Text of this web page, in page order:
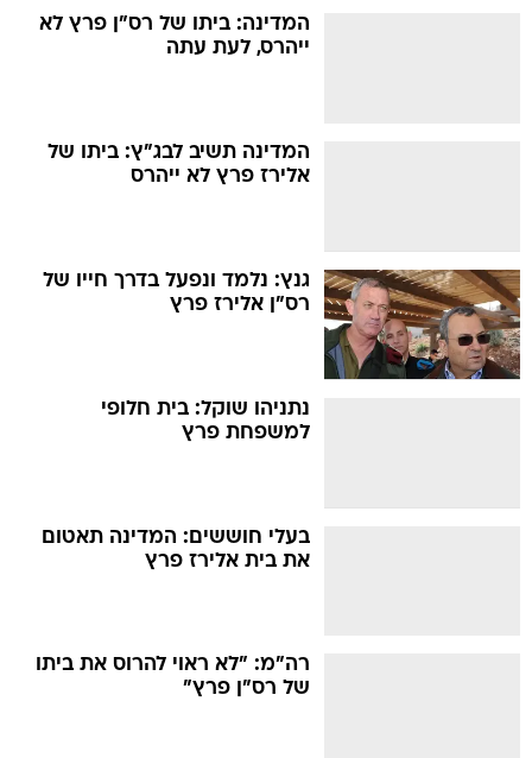
המדינה: ביתו של רס"ן פרץ לא
ייהרס, לעת עתה
המדינה תשיב לבג"ץ: ביתו של
אלירז פרץ לא ייהרס
גנץ: נלמד ונפעל בדרך חייו של
רס"ן אלירז פרץ
נתניהו שוקל: בית חלופי
למשפחת פרץ
בעלי חוששים: המדינה תאטום
את בית אלירז פרץ
רה"מ: "לא ראוי להרוס את ביתו
של רס"ן פרץ"